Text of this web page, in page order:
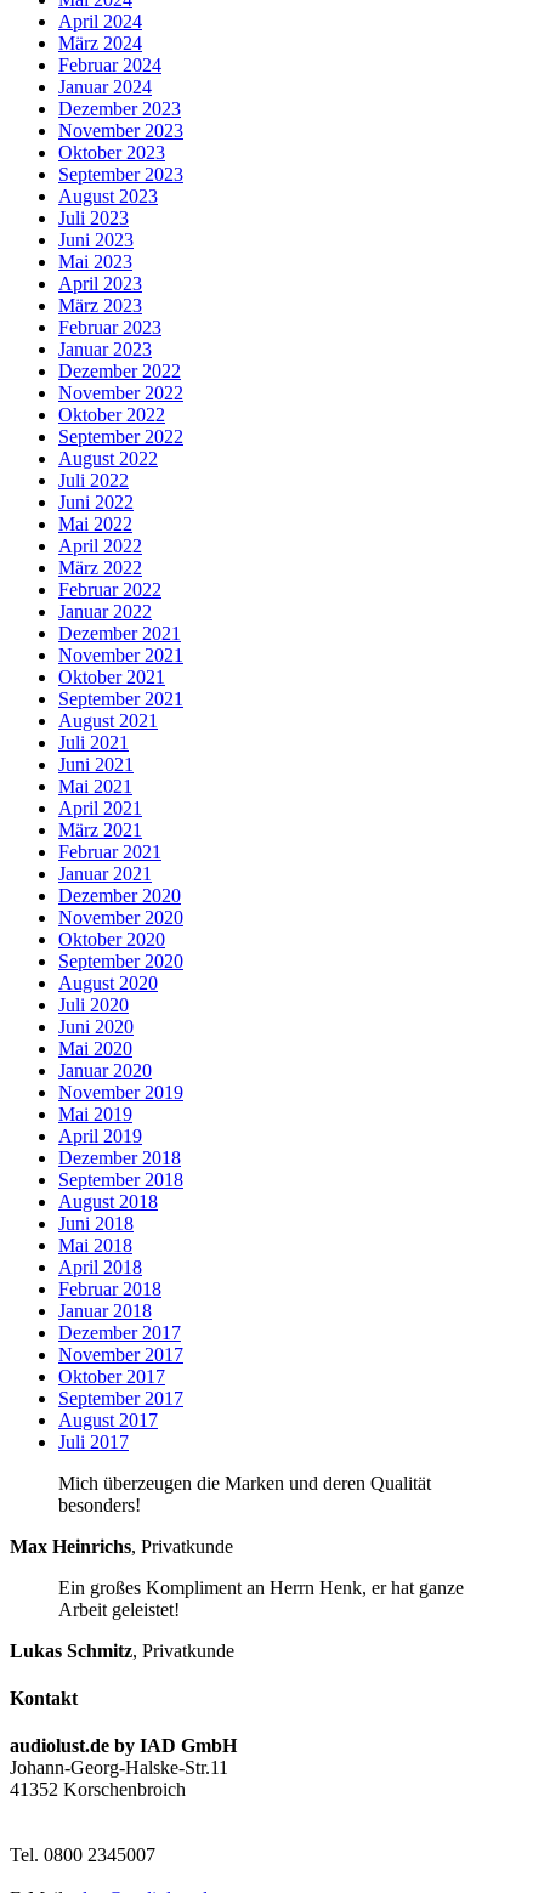
April 2024
März 2024
Februar 2024
Januar 2024
Dezember 2023
November 2023
Oktober 2023
September 2023
August 2023
Juli 2023
Juni 2023
Mai 2023
April 2023
März 2023
Februar 2023
Januar 2023
Dezember 2022
November 2022
Oktober 2022
September 2022
August 2022
Juli 2022
Juni 2022
Mai 2022
April 2022
März 2022
Februar 2022
Januar 2022
Dezember 2021
November 2021
Oktober 2021
September 2021
August 2021
Juli 2021
Juni 2021
Mai 2021
April 2021
März 2021
Februar 2021
Januar 2021
Dezember 2020
November 2020
Oktober 2020
September 2020
August 2020
Juli 2020
Juni 2020
Mai 2020
Januar 2020
November 2019
Mai 2019
April 2019
Dezember 2018
September 2018
August 2018
Juni 2018
Mai 2018
April 2018
Februar 2018
Januar 2018
Dezember 2017
November 2017
Oktober 2017
September 2017
August 2017
Juli 2017
Mich überzeugen die Marken und deren Qualität
besonders!
Max Heinrichs, Privatkunde
Ein großes Kompliment an Herrn Henk, er hat ganze
Arbeit geleistet!
Lukas Schmitz, Privatkunde
Kontakt
audiolust.de by IAD GmbH
Johann-Georg-Halske-Str.11
41352 Korschenbroich
Tel. 0800 2345007